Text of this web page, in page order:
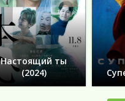
Настоящий ты
(2024)